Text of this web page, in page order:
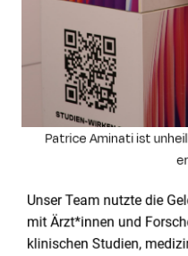
Patrice Aminati ist
Unser Team nutzte die
mit Ärzt*innen und
klinischen Studien,